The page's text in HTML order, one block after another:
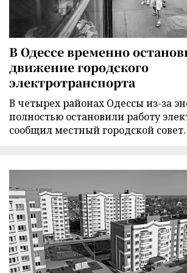
В Одессе временно
движение городского
электротранспорта
В четырех районах Одессы из-за
полностью остановили работу
сообщил местный городской совет.